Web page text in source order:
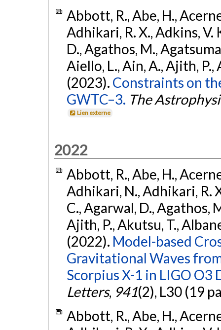
Abbott, R., Abe, H.,
Adhikari, R. X., Adkins, V.
D., Agathos, M.,
Aiello, L., Ain, A., Ajith, P.,
(2023). Constraints on
GWTC–3. The
Lien externe
2022
Abbott, R., Abe, H.,
Adhikari, N., Adhikari, R.
C., Agarwal, D., Agathos,
Ajith, P., Akutsu, T.,
(2022). Model-based
Gravitational Waves
Scorpius X-1 in LIGO O3
Letters, 941(2), L30 (19
Abbott, R., Abe, H.,